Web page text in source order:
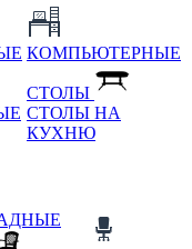
КОМПЬЮТЕРНЫЕ
СТОЛЫ
СТОЛЫ НА
КУХНЮ